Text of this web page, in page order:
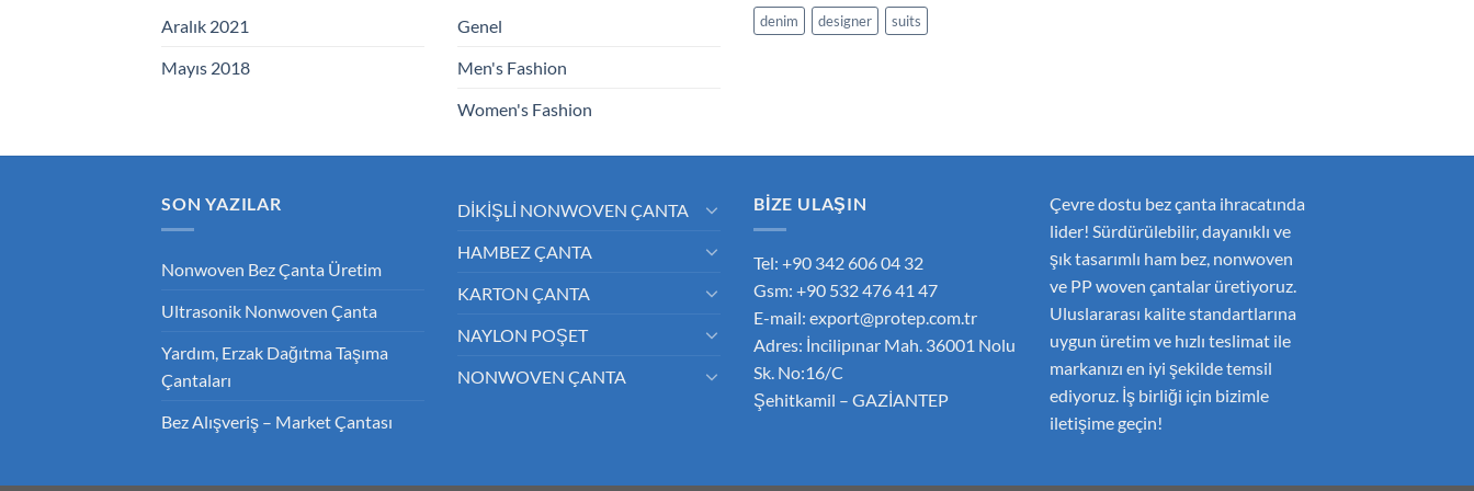
Aralık 2021
Mayıs 2018
Genel
Men's Fashion
Women's Fashion
denim designer suits
SON YAZILAR
Nonwoven Bez Çanta Üretim
Ultrasonik Nonwoven Çanta
Yardım, Erzak Dağıtma Taşıma
Çantaları
Bez Alışveriş – Market Çantası
DİKİŞLİ NONWOVEN ÇANTA
HAMBEZ ÇANTA
KARTON ÇANTA
NAYLON POŞET
NONWOVEN ÇANTA
BİZE ULAŞIN
Tel: +90 342 606 04 32
Gsm: +90 532 476 41 47
E-mail: export@protep.com.tr
Adres: İncilipınar Mah. 36001 Nolu
Sk. No:16/C
Şehitkamil – GAZİANTEP
Çevre dostu bez çanta ihracatında
lider! Sürdürülebilir, dayanıklı ve
şık tasarımlı ham bez, nonwoven
ve PP woven çantalar üretiyoruz.
Uluslararası kalite standartlarına
uygun üretim ve hızlı teslimat ile
markanızı en iyi şekilde temsil
ediyoruz. İş birliği için bizimle
iletişime geçin!